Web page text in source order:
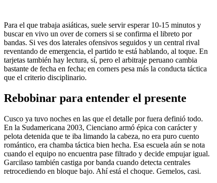
Para el que trabaja asiáticas, suele servir esperar 10-15 minutos y
buscar en vivo un over de corners si se confirma el libreto por
bandas. Si ves dos laterales ofensivos seguidos y un central rival
reventando de emergencia, el partido te está hablando, al toque. En
tarjetas también hay lectura, sí, pero el arbitraje peruano cambia
bastante de fecha en fecha; en corners pesa más la conducta táctica
que el criterio disciplinario.
Rebobinar para entender el presente
Cusco ya tuvo noches en las que el detalle por fuera definió todo.
En la Sudamericana 2003, Cienciano armó épica con carácter y
pelota detenida que te iba limando la cabeza, no era puro cuento
romántico, era chamba táctica bien hecha. Esa escuela aún se nota
cuando el equipo no encuentra pase filtrado y decide empujar igual.
Garcilaso también castiga por banda cuando detecta centrales
retrocediendo en bloque bajo. Ahí está el choque. Gemelos, casi.